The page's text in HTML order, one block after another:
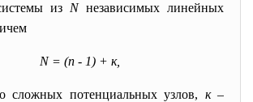
из Nнезависимых линейных
N = (n -1) + к,
сложных потенциальных узлов, к–